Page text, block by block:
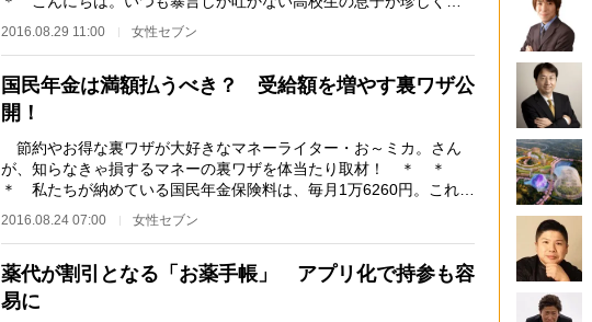
「洋服買うからつき…
2016.08.29 11:00 女性セブン
国民年金は満額払うべき？ 受給額を増やす裏ワザ公
開！
節約やお得な裏ワザが大好きなマネーライター・お～ミカ。さん
が、知らなきゃ損するマネーの裏ワザを体当たり取材！ ＊ ＊
＊ 私たちが納めている国民年金保険料は、毎月1万6260円。これを
40年間コツコツ払い…
2016.08.24 07:00 女性セブン
薬代が割引となる「お薬手帳」 アプリ化で持参も容
易に